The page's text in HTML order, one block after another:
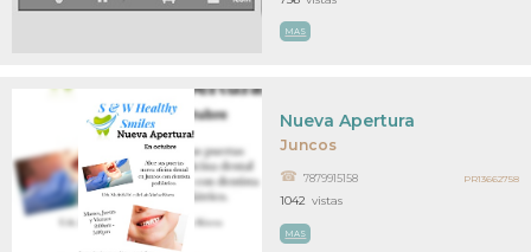
MAS
Juncos
Nueva Apertura
7879915158
MAS
1042 vistas
PR13662758